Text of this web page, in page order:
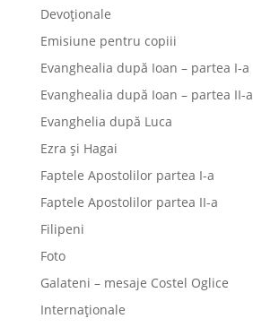
Devoționale
Emisiune pentru copiii
Evanghealia după Ioan – partea I-a
Evanghealia după Ioan – partea II-a
Evanghelia după Luca
Ezra și Hagai
Faptele Apostolilor partea I-a
Faptele Apostolilor partea II-a
Filipeni
Foto
Galateni – mesaje Costel Oglice
Internaționale